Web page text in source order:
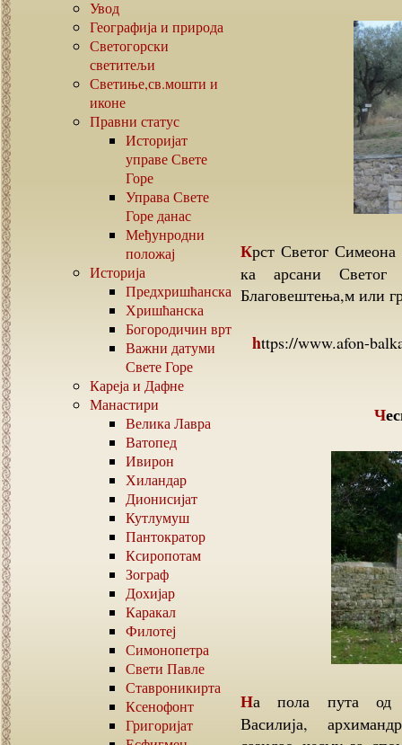
Увод
Географија и природа
Светогорски
светитељи
Светиње,св.мошти и
иконе
Правни статус
Историјат
управе Свете
Горе
Управа Свете
Горе данас
Међунродни
положај
Историја
Предхришћанска
Хришћанска
Богородичин врт
Важни датуми
Свете Горе
Кареја и Дафне
Манастири
Велика Лавра
Ватопед
Ивирон
Хиландар
Дионисијат
Кутлумуш
Пантократор
Ксиропотам
Зограф
Дохијар
Каракал
Филотеј
Симонопетра
Свети Павле
Ставроникирта
Ксенофонт
Григоријат
Крст Светог Симеона Мироточивог се налази на путу од Хиландара
ка арсани Светог
Благовештења,м или
https://www.afon-
На пола пута од Хиландара ка мору, тј. арсани Светог
Василија,